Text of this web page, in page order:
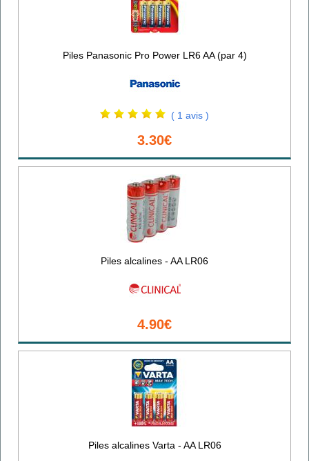
Piles Panasonic Pro Power LR6 AA (par 4)
( 1 avis )
3.30€
Piles alcalines - AA LR06
4.90€
Piles alcalines Varta - AA LR06